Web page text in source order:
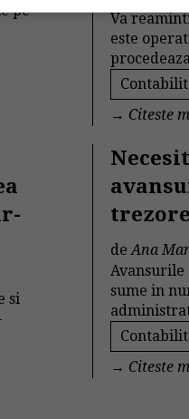
pe
Va
este
→ Citeste
si
deAna
sume in
→ Citeste